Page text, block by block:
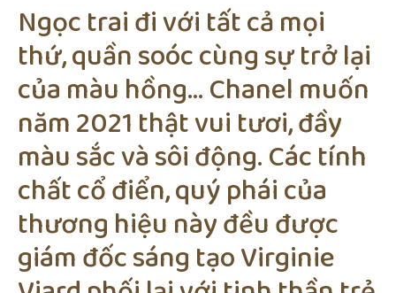
Ngọc trai đi với tất cả mọi
thứ, quần soóc cùng sự trở lại
của màu hồng… Chanel muốn
năm 2021 thật vui tươi, đầy
màu sắc và sôi động. Các tính
chất cổ điển, quý phái của
thương hiệu này đều được
giám đốc sáng tạo Virginie